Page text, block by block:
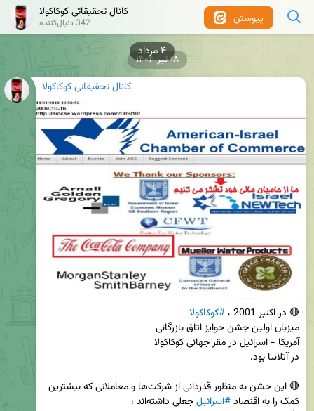
پیوستن کانال تحقیقاتی کوکاکولا
342 دنبال‌کننده
کانال تحقیقاتی کوکاکولا
🔴 در اکتبر 2001 ،
#کوکاکولا
کمک را به اقتصاد #اسرائیل
۱۸ تیر ۱۴۰۴